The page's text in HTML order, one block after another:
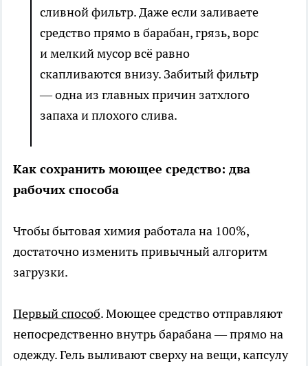
сливной фильтр. Даже если заливаете
средство прямо в барабан, грязь, ворс
и мелкий мусор всё равно
скапливаются внизу. Забитый фильтр
— одна из главных причин затхлого
запаха и плохого слива.
Как сохранить моющее средство: два
рабочих способа
Чтобы бытовая химия работала на 100%,
достаточно изменить привычный алгоритм
загрузки.
Первый способ. Моющее средство отправляют
непосредственно внутрь барабана — прямо на
одежду. Гель выливают сверху на вещи, капсулу